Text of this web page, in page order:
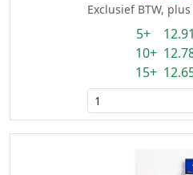
Exclusief BTW,
5+
10+
15+